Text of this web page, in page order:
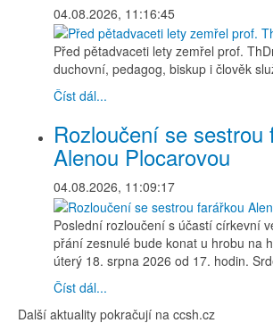
04.08.2026, 11:16:45
Před pětadvaceti lety zemřel prof.
duchovní, pedagog, biskup i člověk
Číst dál...
Rozloučení se sestrou
Alenou Plocarovou
04.08.2026, 11:09:17
Poslední rozloučení s účastí církevní
přání zesnulé bude konat u hrobu na
úterý 18. srpna 2026 od 17. hodin.
Číst dál...
Další aktuality pokračují na ccsh.cz